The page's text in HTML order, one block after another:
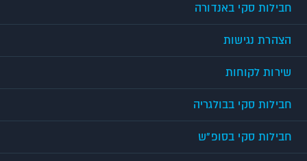
חבילות סקי באנדורה
הצהרת נגישות
שירות לקוחות
חבילות סקי בבולגריה
חבילות סקי בסופ"ש